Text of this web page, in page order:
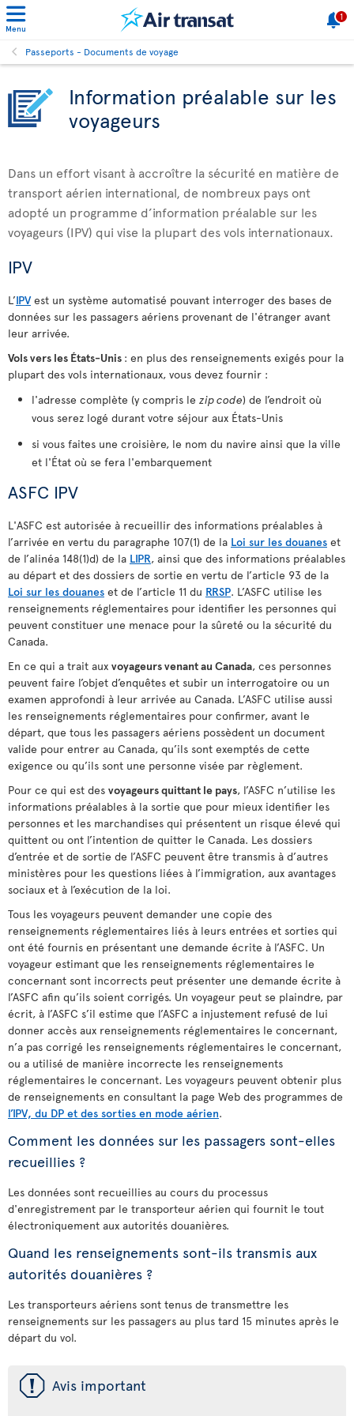
Menu
1
Passeports - Documents de voyage
Information préalable sur les
voyageurs
Dans un effort visant à accroître la sécurité en matière de
transport aérien international, de nombreux pays ont
adopté un programme d’information préalable sur les
voyageurs (IPV) qui vise la plupart des vols internationaux.
IPV
L’IPVest un système automatisé pouvant interroger des bases de
données sur les passagers aériens provenant de l'étranger avant
leur arrivée.
Vols vers les États-Unis : en plus des renseignements exigés pour la
plupart des vols internationaux, vous devez fournir :
l'adresse complète (y compris le zip code) de l’endroit où
vous serez logé durant votre séjour aux États-Unis
si vous faites une croisière, le nom du navire ainsi que la ville
et l'État où se fera l'embarquement
ASFC IPV
L'ASFC est autorisée à recueillir des informations préalables à
l’arrivée en vertu du paragraphe 107(1) de la Loi sur les douanes et
de l’alinéa 148(1)d) de la LIPR, ainsi que des informations préalables
au départ et des dossiers de sortie en vertu de l’article 93 de la
Loi sur les douanes et de l’article 11 du RRSP. L’ASFC utilise les
renseignements réglementaires pour identifier les personnes qui
peuvent constituer une menace pour la sûreté ou la sécurité du
Canada.
En ce qui a trait aux voyageurs venant au Canada, ces personnes
peuvent faire l’objet d’enquêtes et subir un interrogatoire ou un
examen approfondi à leur arrivée au Canada. L’ASFC utilise aussi
les renseignements réglementaires pour confirmer, avant le
départ, que tous les passagers aériens possèdent un document
valide pour entrer au Canada, qu’ils sont exemptés de cette
exigence ou qu’ils sont une personne visée par règlement.
Pour ce qui est des voyageurs quittant le pays, l’ASFC n’utilise les
informations préalables à la sortie que pour mieux identifier les
personnes et les marchandises qui présentent un risque élevé qui
quittent ou ont l’intention de quitter le Canada. Les dossiers
d’entrée et de sortie de l’ASFC peuvent être transmis à d’autres
ministères pour les questions liées à l’immigration, aux avantages
sociaux et à l’exécution de la loi.
Tous les voyageurs peuvent demander une copie des
renseignements réglementaires liés à leurs entrées et sorties qui
ont été fournis en présentant une demande écrite à l’ASFC. Un
voyageur estimant que les renseignements réglementaires le
concernant sont incorrects peut présenter une demande écrite à
l’ASFC afin qu’ils soient corrigés. Un voyageur peut se plaindre, par
écrit, à l’ASFC s’il estime que l’ASFC a injustement refusé de lui
donner accès aux renseignements réglementaires le concernant,
n’a pas corrigé les renseignements réglementaires le concernant,
ou a utilisé de manière incorrecte les renseignements
réglementaires le concernant. Les voyageurs peuvent obtenir plus
de renseignements en consultant la page Web des programmes de
l’IPV, du DP et des sorties en mode aérien.
Comment les données sur les passagers sont-elles
recueillies ?
Les données sont recueillies au cours du processus
d'enregistrement par le transporteur aérien qui fournit le tout
électroniquement aux autorités douanières.
Quand les renseignements sont-ils transmis aux
autorités douanières ?
Les transporteurs aériens sont tenus de transmettre les
renseignements sur les passagers au plus tard 15 minutes après le
départ du vol.
ü Avis important